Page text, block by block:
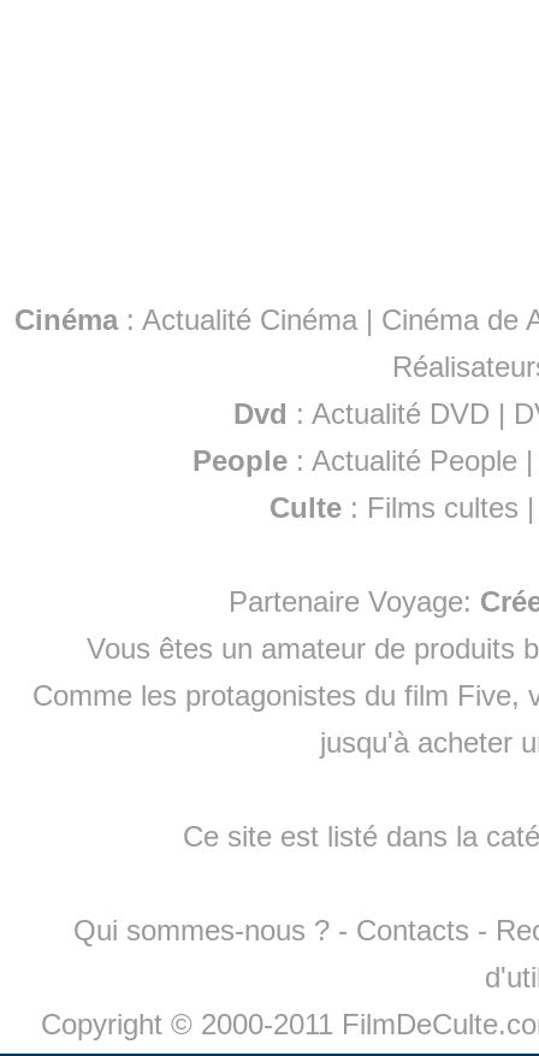
Cinéma: Actualité Cinéma | Cinéma de
Dvd : Actualité DVD |
People :Actualité People
Culte : Films cultes
Partenaire Voyage:
Vous êtes un amateur de produits
Comme les protagonistes du film Five,
jusqu'à acheter
Ce site est listé dans la
Qui sommes-nous ? - Contacts -
Copyright © 2000-2011